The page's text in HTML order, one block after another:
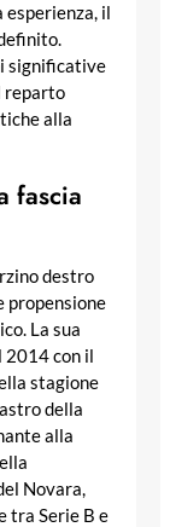
esperienza, il
significative
reparto
alla
fascia
destro
propensione
La sua
2014 con il
stagione
della
alla
Novara,
tra Serie B e